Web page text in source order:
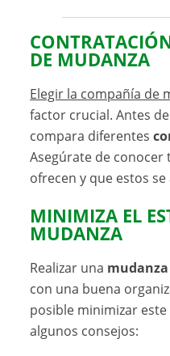
DE MUDANZA
Elegir la compañía de
factor crucial. Antes
compara diferentes
Asegúrate de conocer
ofrecen y que estos
MINIMIZA EL
MUDANZA
Realizar una mudanza
con una buena
posible minimizar
algunos consejos: